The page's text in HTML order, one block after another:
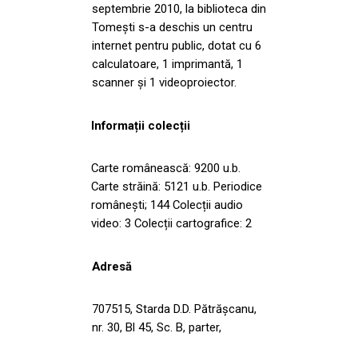
septembrie 2010, la biblioteca din
Tomești s-a deschis un centru
internet pentru public, dotat cu 6
calculatoare, 1 imprimantă, 1
scanner și 1 videoproiector.
Informații colecții
Carte românească: 9200 u.b.
Carte străină: 5121 u.b. Periodice
românești; 144 Colecții audio
video: 3 Colecții cartografice: 2
Adresă
707515, Starda D.D. Pătrășcanu,
nr. 30, Bl 45, Sc. B, parter,